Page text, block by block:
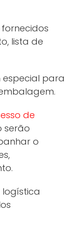
lista de
especial para
de
serão
o